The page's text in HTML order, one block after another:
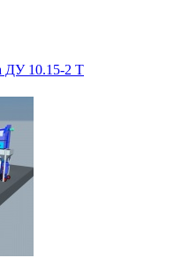
ДУ 10.15-2 Т